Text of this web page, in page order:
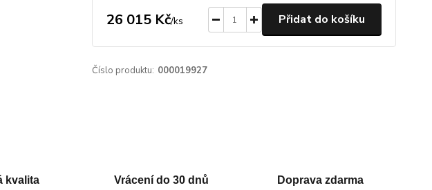
26 015 Kč/ks Přidat do košíku
Číslo produktu: 000019927
kvalita Vrácení do 30 dnů Doprava zdarma